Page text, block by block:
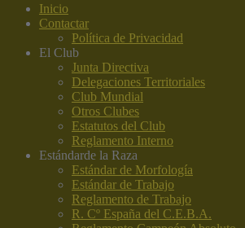
Inicio
Contactar
Política de Privacidad
El Club
Junta Directiva
Delegaciones Territoriales
Club Mundial
Otros Clubes
Estatutos del Club
Reglamento Interno
Estándarde la Raza
Estándar de Morfología
Estándar de Trabajo
Reglamento de Trabajo
R. Cº España del C.E.B.A.